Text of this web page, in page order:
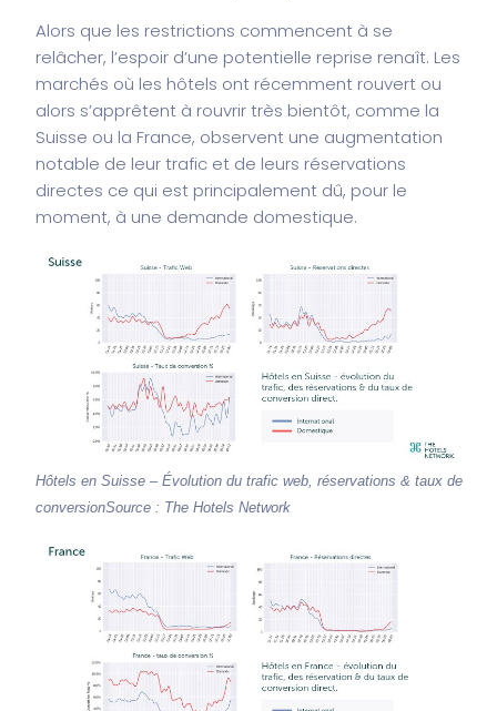
Alors que les restrictions commencent à se
relâcher, l’espoir d’une potentielle reprise renaît. Les
marchés où les hôtels ont récemment rouvert ou
alors s’apprêtent à rouvrir très bientôt, comme la
Suisse ou la France, observent une augmentation
notable de leur trafic et de leurs réservations
directes ce qui est principalement dû, pour le
moment, à une demande domestique.
Hôtels en Suisse – Évolution du trafic web, réservations & taux de
conversionSource : The Hotels Network